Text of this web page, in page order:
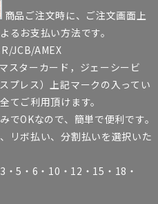
商品ご注文時に、ご注文画面上
るお支払い方法です。
JCB/AMEX
スターカード，ジェーシービ
プレス）上記マークの入ってい
てご利用頂けます。
でOKなので、簡単で便利です。
リボ払い、分割払いを選択いた
・5・6・10・12・15・18・